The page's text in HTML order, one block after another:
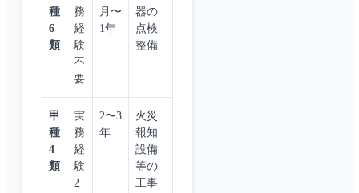
種
6
類
務
経
験
不
要
月〜
1年
器の
点検
整備
甲
種
4
類
実
務
経
験
2
2〜3
年
火災
報知
設備
等の
工事